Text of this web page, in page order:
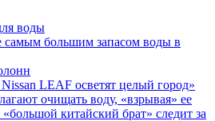
воды
самым большим запасом воды в
LEAF осветят целый город»
очищать воду, «взрывая» ее
китайский брат» следит за